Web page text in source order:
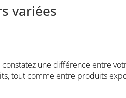
variées
une différence entre
tout comme entre produits